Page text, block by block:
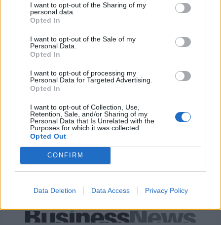
I want to opt-out of the Sharing of my
personal data.
Opted In
I want to opt-out of the Sale of my
Personal Data.
Opted In
I want to opt-out of processing my
Personal Data for Targeted Advertising.
Opted In
I want to opt-out of Collection, Use,
Retention, Sale, and/or Sharing of my
Personal Data that Is Unrelated with the
Purposes for which it was collected.
Opted Out
CONFIRM
Data Deletion Data Access Privacy Policy
HELLENiQ ENERGY: Κέρδη 393 εκατ. ευρώ στο α' εξάμηνο – Στα 734
εκατ. ευρώ τα EBITDA
Viohalco: Αυξημένος κατά 14%
ο τζίρος στο α' εξάμηνο, στα 4,3
δισ. ευρώ – Στα 446 εκατ. ευρώ
ΥΠΕΘΟΟ: Νέες επενδύσεις 1
δισ. ευρώ ως το 2028 για την
Η συμφωνία Arval-Athlon αναδιαμορφώνει την αγορά leasing
VW: Η δύσκολη εξίσωση της
18η συνεχόμενη χρονιά για τον
FTSE4Good